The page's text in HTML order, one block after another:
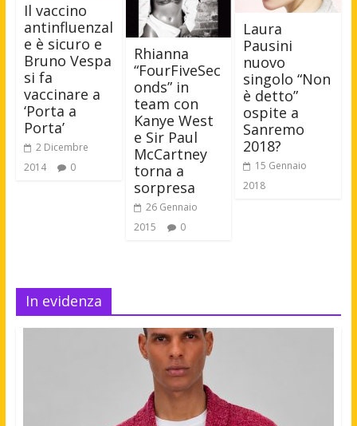
Il vaccino
antinfluenzal
e è sicuro e
Bruno Vespa
si fa
vaccinare a
‘Porta a
Porta’
2 Dicembre
2014
0
Rhianna
“FourFiveSec
onds” in
team con
Kanye West
e Sir Paul
McCartney
torna a
sorpresa
26 Gennaio
2015
0
Laura
Pausini
nuovo
singolo “Non
è detto”
ospite a
Sanremo
2018?
15 Gennaio
2018
In evidenza